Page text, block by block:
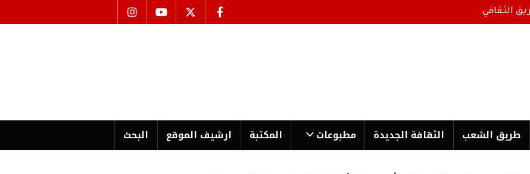
الثقافي
طریق الشعب الثقافة الجدیدة مطبوعات المكتبة ارشیف الموقع البحث